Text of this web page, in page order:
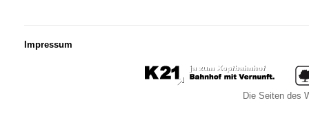
Impressum
Die Seiten des